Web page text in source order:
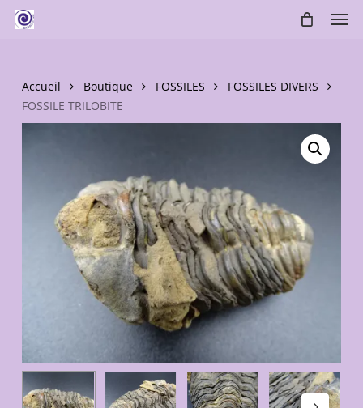
main
Accueil Boutique FOSSILES
FOSSILES DIVERS
FOSSILE TRILOBITE